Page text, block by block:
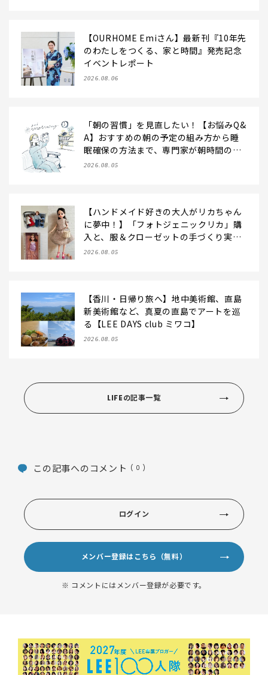
【OURHOME Emiさん】最新刊『10年先
のわたしをつくる、家と時間』発売記念
イベントレポート
2026.08.06
「朝の習慣」を見直したい！【お悩みQ&
A】おすすめの朝の予定の組み方から睡
眠確保の方法まで、専門家が朝時間の使
い方のコツを伝授！
2026.08.05
【ハンドメイド好きの大人がリカちゃん
に夢中！】「フォトジェニックリカ」購
入と、服＆クローゼットの手づくり実例
をご紹介【LEE100人隊・2026】
2026.08.05
【香川・日帰り旅へ】地中美術館、直島
新美術館など、真夏の直島でアートを巡
る【LEE DAYS club ミワコ】
2026.08.05
LIFEの記事一覧
この記事へのコメント ( 0 )
ログイン
メンバー登録はこちら（無料）
※ コメントにはメンバー登録が必要です。